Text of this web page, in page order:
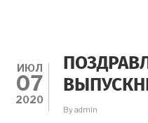
ИЮЛ
07
2020
Byadmin